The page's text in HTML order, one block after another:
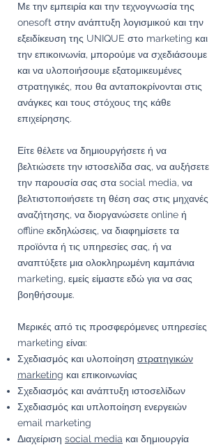
Με την εμπειρία και την τεχνογνωσία της
onesoft στην ανάπτυξη λογισμικού και την
εξειδίκευση της UNIQUE στο marketing και
την επικοινωνία, μπορούμε να σχεδιάσουμε
και να υλοποιήσουμε εξατομικευμένες
στρατηγικές, που θα ανταποκρίνονται στις
ανάγκες και τους στόχους της κάθε
επιχείρησης.
Είτε θέλετε να δημιουργήσετε ή να
βελτιώσετε την ιστοσελίδα σας, να αυξήσετε
την παρουσία σας στα social media, να
βελτιστοποιήσετε τη θέση σας στις μηχανές
αναζήτησης, να διοργανώσετε online ή
offline εκδηλώσεις, να διαφημίσετε τα
προϊόντα ή τις υπηρεσίες σας, ή να
αναπτύξετε μια ολοκληρωμένη καμπάνια
marketing, εμείς είμαστε εδώ για να σας
βοηθήσουμε.
Μερικές από τις προσφερόμενες υπηρεσίες
marketing είναι:
Σχεδιασμός και υλοποίηση στρατηγικών
marketing και επικοινωνίας
Σχεδιασμός και ανάπτυξη ιστοσελίδων
Σχεδιασμός και υπλοποίηση ενεργειών
email marketing
Διαχείριση social media και δημιουργία